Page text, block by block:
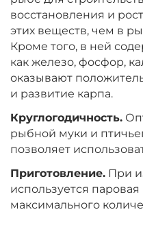
‍899‍
Диаметр:
Вкус:
‍899‍
Диаметр:
Вкус:
восстановления и
этих веществ, чем в
Кроме того, в ней
как железо, фосфор,
оказывают
и развитие карпа.
Круглогодичность.
рыбной муки и
позволяет
Приготовление. При
используется
максимального